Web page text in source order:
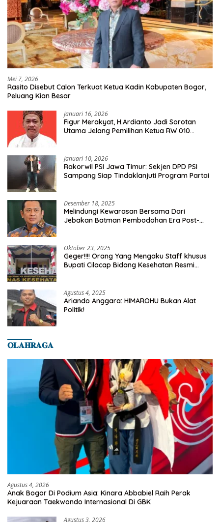
Mei 7, 2026
Rasito Disebut Calon Terkuat Ketua Kadin Kabupaten Bogor,
Peluang Kian Besar
Januari 16, 2026
Figur Merakyat, H.Ardianto Jadi Sorotan
Utama Jelang Pemilihan Ketua RW 010
Januari 10, 2026
Rakorwil PSI Jawa Timur: Sekjen DPD PSI
Sampang Siap Tindaklanjuti Program Partai
Desember 18, 2025
Melindungi Kewarasan Bersama Dari
Jebakan Batman Pembodohan Era Post-
Oktober 23, 2025
Geger!!!! Orang Yang Mengaku Staff khusus
Bupati Cilacap Bidang Kesehatan Resmi
Agustus 4, 2025
Ariando Anggara: HIMAROHU Bukan Alat
Politik!
𝐎𝐋𝐀𝐇𝐑𝐀𝐆𝐀
Agustus 4, 2026
Anak Bogor Di Podium Asia: Kinara Abbabiel Raih Perak
Kejuaraan Taekwondo Internasional Di GBK
Agustus 3, 2026